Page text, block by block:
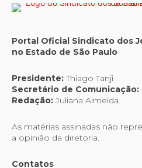
Portal Oficial Sindicato dos
no Estado de São Paulo
Presidente:Thiago Tanji
Secretário de Comunicação:
Redação:Juliana Almeida
As matérias assinadas não
a opinião da diretoria.
Contatos